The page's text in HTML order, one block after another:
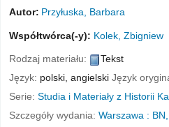
Autor: Przyłuska, Barbara
Współtwórca(-y): Kolek, Zbigniew
Rodzaj materiału:
Tekst
Język: polski angielski Język
Serie: Studia i Materiały z Historii
Szczegóły wydania: Warszawa : BN,